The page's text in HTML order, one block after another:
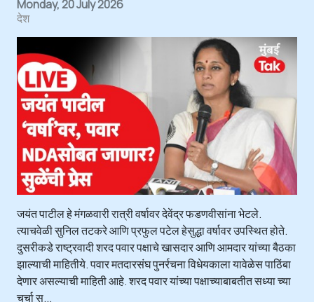
Monday, 20 July 2026
देश
जयंत पाटील हे मंगळवारी रात्री वर्षावर देवेंद्र फडणवीसांना भेटले.
त्याचवेळी सुनिल तटकरे आणि प्रफुल पटेल हेसुद्धा वर्षावर उपस्थित होते.
दुसरीकडे राष्ट्रवादी शरद पवार पक्षाचे खासदार आणि आमदार यांच्या बैठका
झाल्याची माहितीये. पवार मतदारसंघ पुनर्रचना विधेयकाला यावेळेस पाठिंबा
देणार असल्याची माहिती आहे. शरद पवार यांच्या पक्षाच्याबाबतीत सध्या च्या
चर्चा स...